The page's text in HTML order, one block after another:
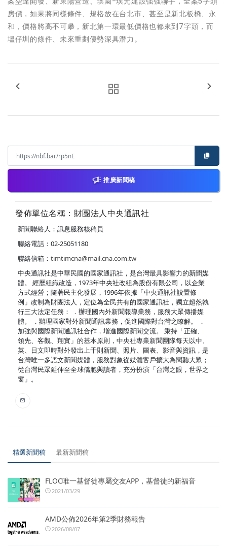
房價，如果將同樣條件、規格放在台北市、甚至是新北板橋、永
和，價格將高不可攀，新北第一環最低價格也都來到7字頭，而
塭仔圳的條件、未來重劃優勢深具潛力。
推廣新聞稿
發佈單位名稱：財團法人中央通訊社
新聞聯絡人：訊息服務核稿員
聯絡電話：02-25051180
聯絡信箱： timtimcna@mail.cna.com.tw
中央通訊社是中華民國的國家通訊社，是台灣最具影響力的新聞媒
體。 經歷組織改造，1973年中央社改組為股份有限公司，以企業
方式經營；隨著民主化發展，1996年依據「中央通訊社設置條
例」改制為財團法人，定位為全民共有的國家通訊社，獨立超然執
行三大法定任務： ．辦理國內外新聞報導業務，服務大眾傳播媒
體。 ．辦理國家對外新聞通訊業務，促進國際對台灣之瞭解。 ．
加強與國際新聞通訊社合作，增進國際新聞交流。 秉持「正確、
領先、客觀、翔實」的基本原則，中央社專業新聞團隊每天以中、
英、日文即時對外發出上千則新聞、照片、圖表、影音與資訊，是
台灣唯一多語文新聞媒體，服務對象從媒體客戶擴大為閱聽大眾；
從台灣民眾延伸至全球僑胞與讀者，充分扮演「台灣之眼，世界之
窗」。
精選新聞稿 最新新聞稿
FLOC唯一基督徒專屬交友APP，基督徒的新福音
2021/03/29
AMD公佈2026年第2季財務報告
2026/08/07